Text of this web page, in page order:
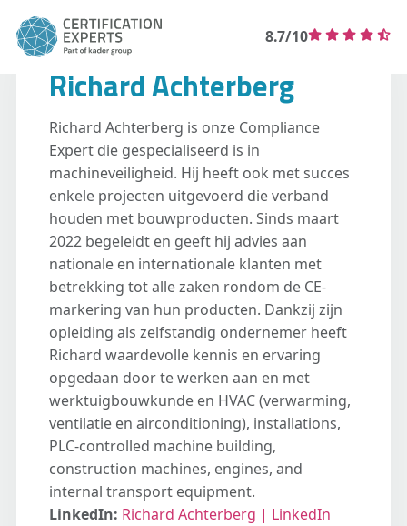
8.7/10
Richard Achterberg
Richard Achterberg is onze Compliance
Expert die gespecialiseerd is in
machineveiligheid. Hij heeft ook met succes
enkele projecten uitgevoerd die verband
houden met bouwproducten. Sinds maart
2022 begeleidt en geeft hij advies aan
nationale en internationale klanten met
betrekking tot alle zaken rondom de CE-
markering van hun producten. Dankzij zijn
opleiding als zelfstandig ondernemer heeft
Richard waardevolle kennis en ervaring
opgedaan door te werken aan en met
werktuigbouwkunde en HVAC (verwarming,
ventilatie en airconditioning), installations,
PLC-controlled machine building,
construction machines, engines, and
internal transport equipment.
LinkedIn: Richard Achterberg | LinkedIn